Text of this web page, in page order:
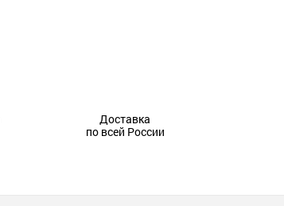
Доставка
по всей России